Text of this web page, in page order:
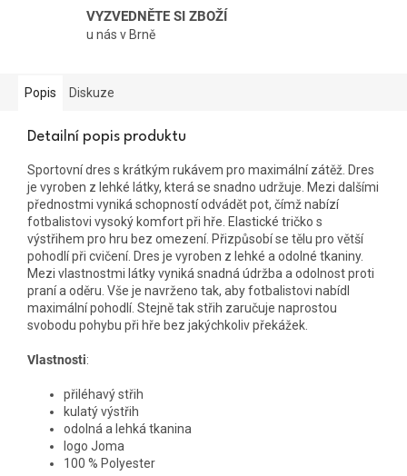
VYZVEDNĚTE SI ZBOŽÍ
u nás v Brně
Popis Diskuze
Detailní popis produktu
Sportovní dres s krátkým rukávem pro maximální zátěž. Dres
je vyroben z lehké látky, která se snadno udržuje. Mezi dalšími
přednostmi vyniká schopností odvádět pot, čímž nabízí
fotbalistovi vysoký komfort při hře. Elastické tričko s
výstřihem pro hru bez omezení. Přizpůsobí se tělu pro větší
pohodlí při cvičení. Dres je vyroben z lehké a odolné tkaniny.
Mezi vlastnostmi látky vyniká snadná údržba a odolnost proti
praní a oděru. Vše je navrženo tak, aby fotbalistovi nabídl
maximální pohodlí. Stejně tak střih zaručuje naprostou
svobodu pohybu při hře bez jakýchkoliv překážek.
Vlastnosti:
přiléhavý střih
kulatý výstřih
odolná a lehká tkanina
logo Joma
100 % Polyester